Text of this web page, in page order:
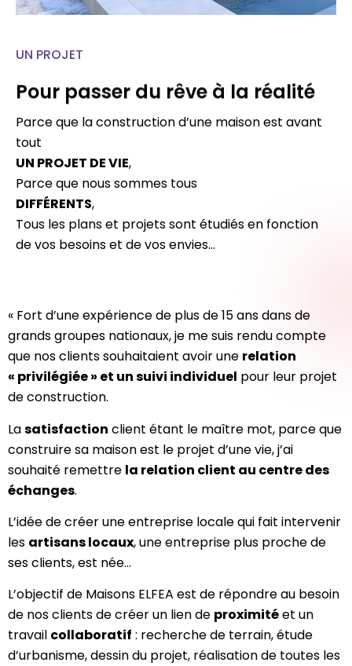
UN PROJET
Pour passer du rêve à la réalité
Parce que la construction d’une maison est avant
tout
UN PROJET DE VIE,
Parce que nous sommes tous
DIFFÉRENTS,
Tous les plans et projets sont étudiés en fonction
de vos besoins et de vos envies…
« Fort d’une expérience de plus de 15 ans dans de
grands groupes nationaux, je me suis rendu compte
que nos clients souhaitaient avoir une relation
« privilégiée » et un suivi individuel pour leur projet
de construction.
Lasatisfaction client étant le maître mot, parce que
construire sa maison est le projet d’une vie, j’ai
souhaité remettre la relation client au centre des
échanges.
L’idée de créer une entreprise locale qui fait intervenir
les artisans locaux, une entreprise plus proche de
ses clients, est née…
L’objectif de Maisons ELFEA est de répondre au besoin
de nos clients de créer un lien de proximitéet un
travail collaboratif : recherche de terrain, étude
d’urbanisme, dessin du projet, réalisation de toutes les